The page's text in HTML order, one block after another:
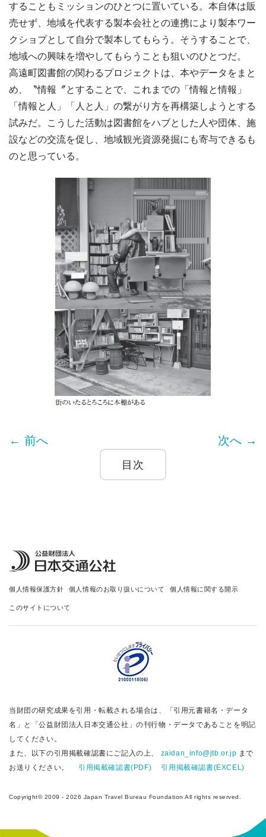
することもミッションのひとつに置いている。本自体は販
売せず、地域を代表する製本会社との連携により製本ワー
クショプとして自分で製本してもらう。そうすることで、
地域への興味を増やしてもらうことも狙いのひとつだ。
高遠町図書館の関わるプロジェクトは、本やデータをまと
め、〝情報〞とすることで、これまでの「情報と情報」
「情報と人」「人と人」の繋がり方を再構築しようとする
試みだ。こうした活動は図書館をハブとした人や団体、施
設などの交流を促し、地域観光資源発掘にも寄与できるも
のと思っている。
← 前へ 次へ →
目次
個人情報保護方針 個人情報のお取り扱いについて 個人情報に関する開示
このサイトについて
当財団の研究成果を引用・転載される場合は、「引用元書籍名・データ
名」と「公益財団法人日本交通公社」の刊行物・データであることを明記
してください。
また、以下の引用掲載確認書にご記入の上、 zaidan_info@jtb.or.jp まで
お送りください。 引用掲載確認書(PDF) 引用掲載確認書(EXCEL)
Copyright© 2009 - 2026 Japan Travel Bureau Foundation All rights reserved.